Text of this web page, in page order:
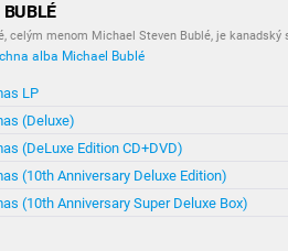
celým menom Michael Steven Bublé, je kanadský
alba Michael Bublé
LP
(Deluxe)
(DeLuxe Edition CD+DVD)
(10th Anniversary Deluxe Edition)
(10th Anniversary Super Deluxe Box)